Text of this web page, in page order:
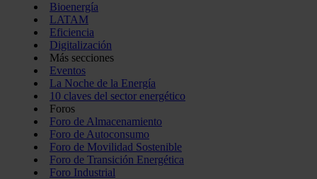
Bioenergía
LATAM
Eficiencia
Digitalización
Más secciones
Eventos
La Noche de la Energía
10 claves del sector energético
Foros
Foro de Almacenamiento
Foro de Autoconsumo
Foro de Movilidad Sostenible
Foro de Transición Energética
Foro Industrial